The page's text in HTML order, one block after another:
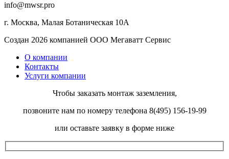
info@mwsr.pro
г. Москва, Малая Ботаническая 10А
Создан 2026 компанией ООО Мегаватт Сервис
О компании
Контакты
Услуги компании
Чтобы заказать монтаж заземления,
позвоните нам по номеру телефона 8(495) 156-19-99
или оставьте заявку в форме ниже